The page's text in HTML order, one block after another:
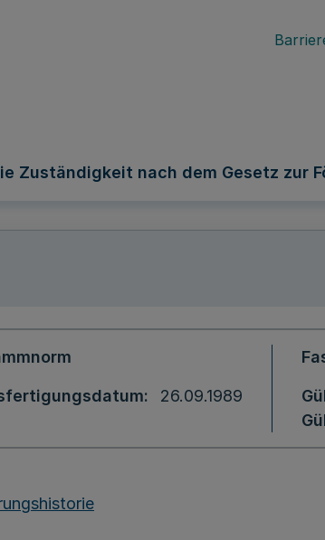
Zuständigkeit nach dem Gesetz zur
26.09.1989